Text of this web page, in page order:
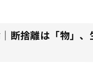
断捨離は「物」